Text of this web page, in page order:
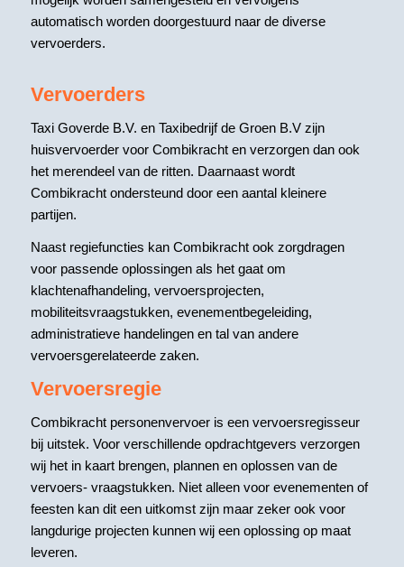
automatisch worden doorgestuurd naar de diverse
vervoerders.
Vervoerders
Taxi Goverde B.V. en Taxibedrijf de Groen B.V zijn
huisvervoerder voor Combikracht en verzorgen dan ook
het merendeel van de ritten. Daarnaast wordt
Combikracht ondersteund door een aantal kleinere
partijen.
Naast regiefuncties kan Combikracht ook zorgdragen
voor passende oplossingen als het gaat om
klachtenafhandeling, vervoersprojecten,
mobiliteitsvraagstukken, evenementbegeleiding,
administratieve handelingen en tal van andere
vervoersgerelateerde zaken.
Vervoersregie
Combikracht personenvervoer is een vervoersregisseur
bij uitstek. Voor verschillende opdrachtgevers verzorgen
wij het in kaart brengen, plannen en oplossen van de
vervoers- vraagstukken. Niet alleen voor evenementen of
feesten kan dit een uitkomst zijn maar zeker ook voor
langdurige projecten kunnen wij een oplossing op maat
leveren.